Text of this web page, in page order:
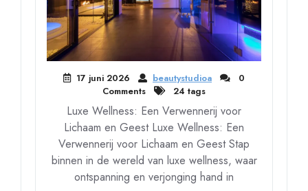
17 juni 2026 beautystudioa
0
Comments
24 tags
Luxe Wellness: Een Verwennerij voor
Lichaam en Geest Luxe Wellness: Een
Verwennerij voor Lichaam en Geest Stap
binnen in de wereld van luxe wellness, waar
ontspanning en verjonging hand in